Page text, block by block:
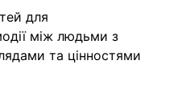
для
між людьми з
та цінностями